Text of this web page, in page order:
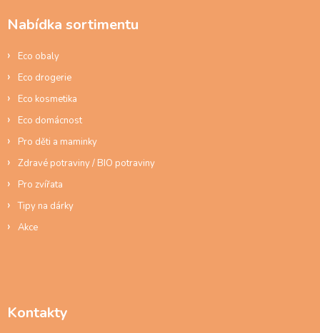
Nabídka sortimentu
Eco obaly
Eco drogerie
Eco kosmetika
Eco domácnost
Pro děti a maminky
Zdravé potraviny / BIO potraviny
Pro zvířata
Tipy na dárky
Akce
Kontakty